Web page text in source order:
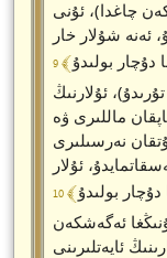
چاغدا)، ئۇنى
ئەنە شۇلار خار
دۇچار بولىدۇ
ئۇلارنىڭ
ماللىرى ۋە
نەرسىلىرى
ئۇلار
دۇچار بولىدۇ
ئەگەشكەن
ئايەتلىرىنى